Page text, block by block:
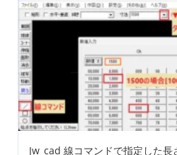
Jw_cad 線コマンドで指定した